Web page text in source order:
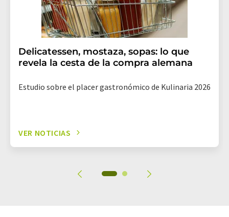
Delicatessen, mostaza, sopas: lo que
revela la cesta de la compra alemana
Estudio sobre el placer gastronómico de Kulinaria 2026
VER NOTICIAS